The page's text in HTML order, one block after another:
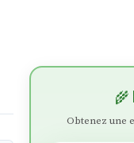
🌾
Obtenez une